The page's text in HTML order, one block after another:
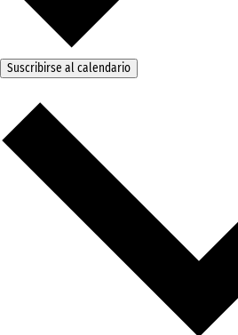
Suscribirse al calendario